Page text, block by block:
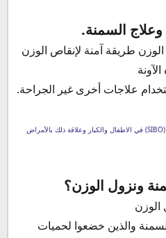
السمنة.
طريقة آمنة لإنقاص الوزن
علاجات أخرى غير الجراحة.
فرط نموّ البكتريا في الأمعاء الدّقيقة (SIBO) في الاطفال والكبار وعلاقة ذلك بالأمراض
ونزول الوزن؟
والذين خضعوا لحميات